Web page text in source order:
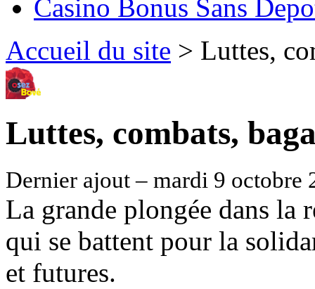
Casino Bonus Sans
Accueil du site > Luttes,
Luttes, combats,
Dernier ajout – mardi 9 octobre
La grande plongée dans la
qui se battent pour la
et futures.